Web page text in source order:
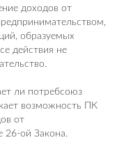
доходов от
образуемых
действия не
ли потребсоюз
возможность ПК
от
26-ой Закона.